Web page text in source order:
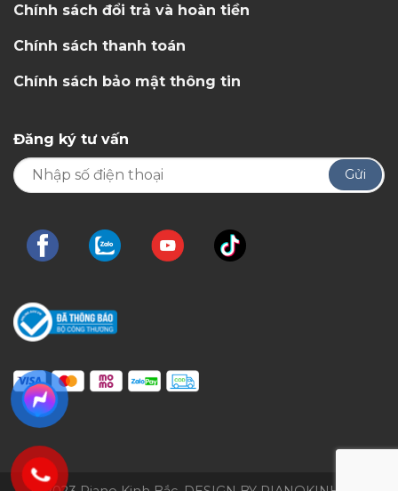
Chính sách đổi trả và hoàn tiền
Chính sách thanh toán
Chính sách bảo mật thông tin
Đăng ký tư vấn